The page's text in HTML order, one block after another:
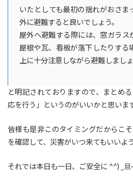
いたとしても最初の揺れがおさま
外に避難すると良いでしょう。
屋外へ避難する際には、窓ガラス
屋根や瓦、看板が落下したりする
上に十分注意しながら避難しましょ
と明記されておりますので、まとめ
応を行う」というのがいいかと思いま
皆様も是非このタイミングだからこ
を確認して、災害がいつ来てもいい
それでは本日も一日、ご安全に ^^) _旦